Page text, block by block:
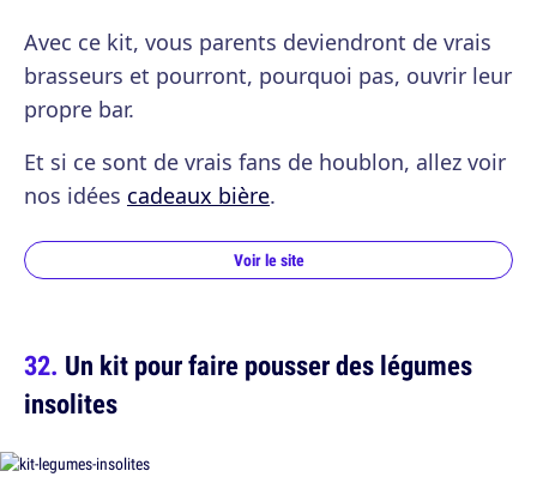
Avec ce kit, vous parents deviendront de vrais
brasseurs et pourront, pourquoi pas, ouvrir leur
propre bar.
Et si ce sont de vrais fans de houblon, allez voir
nos idées cadeaux bière.
Voir le site
Un kit pour faire pousser des légumes
insolites